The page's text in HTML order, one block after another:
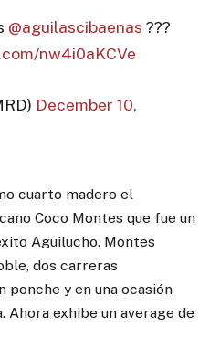
@aguilascibaenas ???
nw4i0aKCVe
December 10,
cuarto madero el
Coco Montes que fue un
Aguilucho. Montes
dos carreras
ponche y en una ocasión
exhibe un average de